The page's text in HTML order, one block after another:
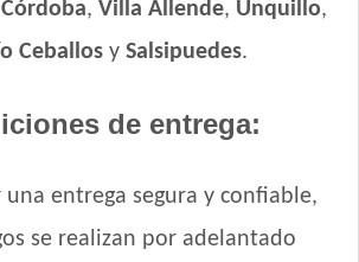
Córdoba, Villa Allende, Unquillo,
Ceballos y Salsipuedes.
de entrega:
una entrega segura y confiable,
se realizan por adelantado